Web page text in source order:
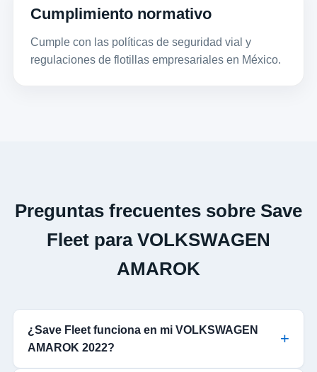
Cumplimiento normativo
Cumple con las políticas de seguridad vial y
regulaciones de flotillas empresariales en México.
Preguntas frecuentes sobre Save
Fleet para VOLKSWAGEN
AMAROK
¿Save Fleet funciona en mi VOLKSWAGEN
AMAROK 2022?